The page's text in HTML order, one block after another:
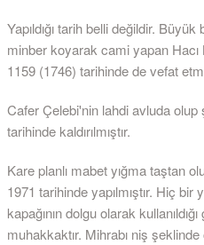
Yapıldığı tarih belli değildir.
minber koyarak cami yapan
1159 (1746) tarihinde de vefat
Cafer Çelebi'nin lahdi avluda
tarihinde kaldırılmıştır.
Kare planlı mabet yığma taştan
1971 tarihinde yapılmıştır. Hiç
kapağının dolgu olarak
muhakkaktır. Mihrabı niş